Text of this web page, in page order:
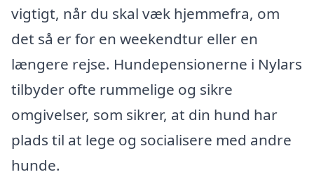
vigtigt, når du skal væk hjemmefra, om
det så er for en weekendtur eller en
længere rejse. Hundepensionerne i Nylars
tilbyder ofte rummelige og sikre
omgivelser, som sikrer, at din hund har
plads til at lege og socialisere med andre
hunde.